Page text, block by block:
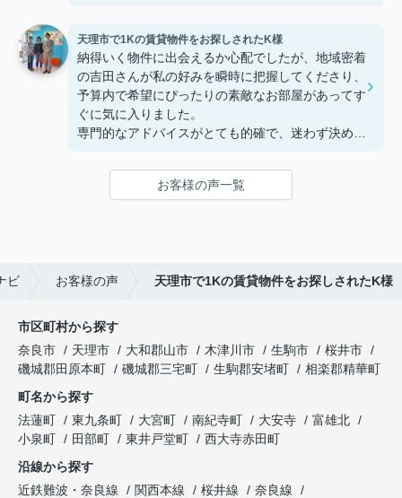
り、感謝しています。安達さん、ありがとうござい
ました！
天理市で1Kの賃貸物件をお探しされたK様
納得いく物件に出会えるか心配でしたが、地域密着
の吉田さんが私の好みを瞬時に把握してくださり、
予算内で希望にぴったりの素敵なお部屋があってす
ぐに気に入りました。
専門的なアドバイスがとても的確で、迷わず決める
鍵の受け取りのときに、また元気(o・・o)/~お店に
お客様の声一覧
ビ お客様の声 天理市で1Kの賃貸物件をお探しされたK様
市区町村から探す
奈良市
天理市 大和郡山市 木津川市 生駒市
桜井市
磯城郡田原本町
磯城郡三宅町 生駒郡安堵町
相楽郡精華町
町名から探す
法蓮町
東九条町 大宮町 南紀寺町 大安寺
富雄北
小泉町
田部町 東井戸堂町
西大寺赤田町
沿線から探す
近鉄難波・奈良線
関西本線 桜井線
奈良線